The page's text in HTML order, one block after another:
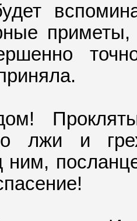
приметы,
лжи и
ним,